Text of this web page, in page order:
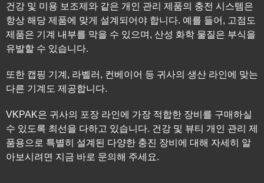
건강 및 미용 보조제와 같은 개인 관리 제품의 충전 시스템은
항상 해당 제품에 맞게 설계되어야 합니다. 예를 들어, 고점도
제품은 기계 내부를 막을 수 있으며, 산성 화학 물질은 부식을
유발할 수 있습니다.
또한 캡핑 기계, 라벨러, 컨베이어 등 귀사의 생산 라인에 맞는
다른 기계도 제공합니다.
VKPAK은 귀사의 포장 라인에 가장 적합한 장비를 구매하실
수 있도록 최선을 다하고 있습니다. 건강 및 뷰티 개인 관리 제
품용으로 특별히 설계된 다양한 충진 장비에 대해 자세히 알
아보시려면 지금 바로 문의해 주세요.